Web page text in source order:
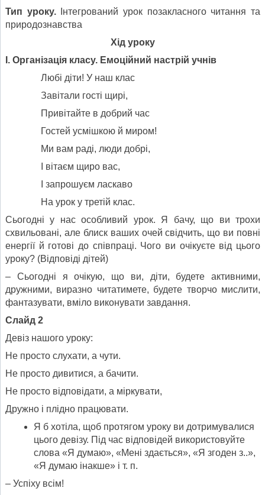
Тип уроку.Інтегрований урок позакласного читання та
природознавства
Хід уроку
І. Організація класу. Емоційний настрій учнів
Любі діти! У наш клас
Завітали гості щирі,
Привітайте в добрий час
Гостей усмішкою й миром!
Ми вам раді, люди добрі,
І вітаєм щиро вас,
І запрошуєм ласкаво
На урок у третій клас.
Сьогодні у нас особливий урок. Я бачу, що ви трохи
схвильовані, але блиск ваших очей свідчить, що ви повні
енергії й готові до співпраці. Чого ви очікуєте від цього
уроку? (Відповіді дітей)
– Сьогодні я очікую, що ви, діти, будете активними,
дружними, виразно читатимете, будете творчо мислити,
фантазувати, вміло виконувати завдання.
Слайд 2
Девіз нашого уроку:
Не просто слухати, а чути.
Не просто дивитися, а бачити.
Не просто відповідати, а міркувати,
Дружно і плідно працювати.
Я б хотіла, щоб протягом уроку ви дотримувалися
цього девізу. Під час відповідей використовуйте
слова «Я думаю», «Мені здається», «Я згоден з..»,
«Я думаю інакше» і т. п.
– Успіху всім!